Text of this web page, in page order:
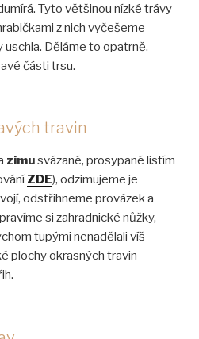
Tyto většinou nízké trávy
z nich vyčešeme
Děláme to opatrně,
části trsu.
travin
zimusvázané, prosypané listím
ZDE), odzimujeme je
odstřihneme provázek a
si zahradnické nůžky,
tupými nenadělali víš
plochy okrasných travin